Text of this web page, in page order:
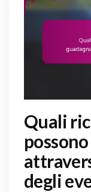
Quali
degli